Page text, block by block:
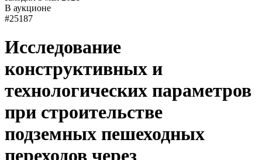
В аукционе
#25187
Исследование
конструктивных и
технологических параметров
при строительстве
подземных пешеходных
переходов через